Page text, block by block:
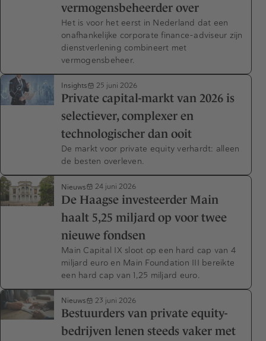
vermogensbeheerder over
Het is voor het eerst in Nederland dat een
onafhankelijke corporate finance-adviseur zijn
dienstverlening combineert met
vermogensbeheer.
Insights 25 juni 2026
Private capital-markt van 2026 is
selectiever, complexer en
technologischer dan ooit
De markt voor private equity verhardt: alleen
de besten overleven.
Nieuws 24 juni 2026
De Haagse investeerder Main
haalt 5,25 miljard op voor twee
nieuwe fondsen
Main Capital IX sloot op een hard cap van 4
miljard euro en Main Foundation III bereikte
een hard cap van 1,25 miljard euro.
Nieuws 23 juni 2026
Bestuurders van private equity-
bedrijven lenen steeds vaker met